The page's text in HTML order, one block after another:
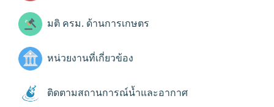
มติ ครม. ด้านการเกษตร
หน่วยงานที่เกี่ยวข้อง
ติดตามสถานการณ์น้ำและอากาศ